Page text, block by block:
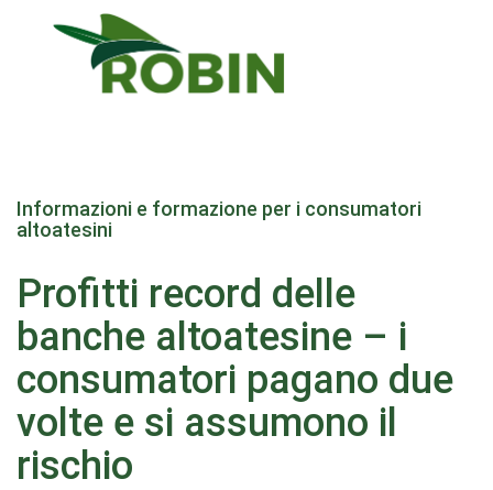
contenuto
Informazioni e formazione per i consumatori
altoatesini
Profitti record delle
banche altoatesine – i
consumatori pagano due
volte e si assumono il
rischio